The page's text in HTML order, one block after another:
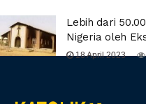
Lebih dari
Nigeria oleh
18 April 2023